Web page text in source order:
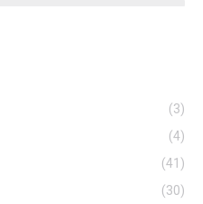
(3)
(4)
(41)
(30)